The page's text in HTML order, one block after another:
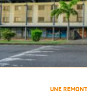
UNE